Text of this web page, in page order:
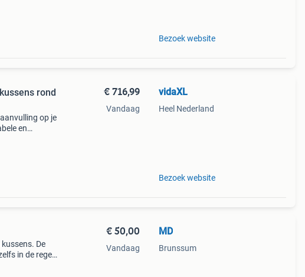
Bezoek website
rond
op je
en
€ 716,99
Vandaag
vidaXL
Heel Nederland
Bezoek website
De
in de regen
€ 50,00
Vandaag
MD
Brunssum